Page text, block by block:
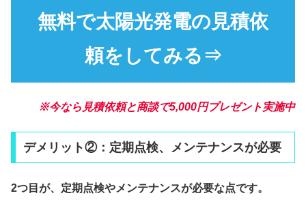
無料で太陽光発電の見積依
頼をしてみる⇒
※今なら見積依頼と商談で5,000円プレゼント実施中
デメリット②：定期点検、メンテナンスが必要
2つ目が、定期点検やメンテナンスが必要な点です。